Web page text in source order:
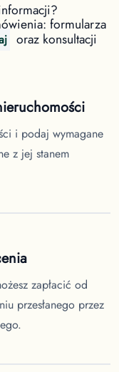
formularza
oraz konsultacji
i podaj wymagane
z jej stanem
zapłacić od
przesłanego przez